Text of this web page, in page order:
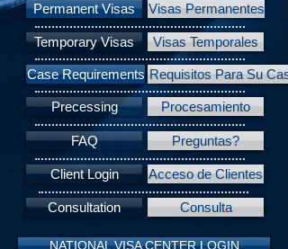
Permanent Visas Visas Permanentes
Temporary Visas Visas Temporales
Case Requirements Requisitos Para Su
Precessing Procesamiento
FAQ Preguntas?
Client Login Acceso de Clientes
Consultation Consulta
NATIONAL VISA CENTER LOGIN